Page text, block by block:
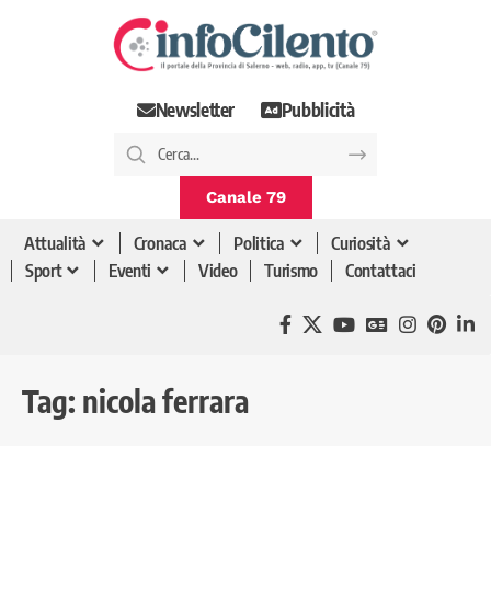
Newsletter Pubblicità
Canale 79
Attualità Cronaca Politica
Curiosità
Sport
Eventi Video Turismo Contattaci
Tag: nicola ferrara